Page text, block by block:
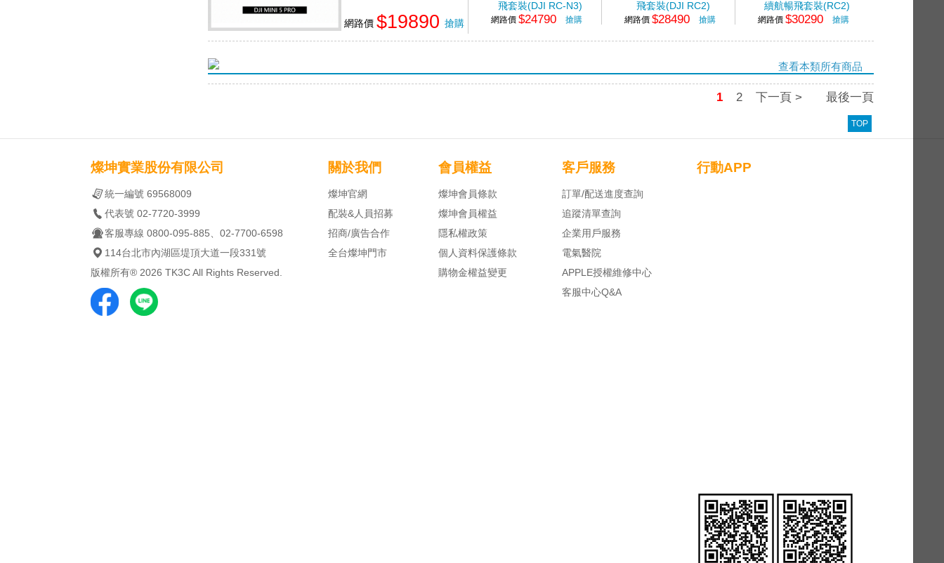
網路價 $19890 搶購
飛套裝(DJI RC-N3)
網路價 $24790 搶購
飛套裝(DJI RC2)
網路價 $28490 搶購
續航暢飛套裝(RC2)
網路價 $30290 搶購
查看本類所有商品
1 2 下一頁 > 最後一頁
TOP